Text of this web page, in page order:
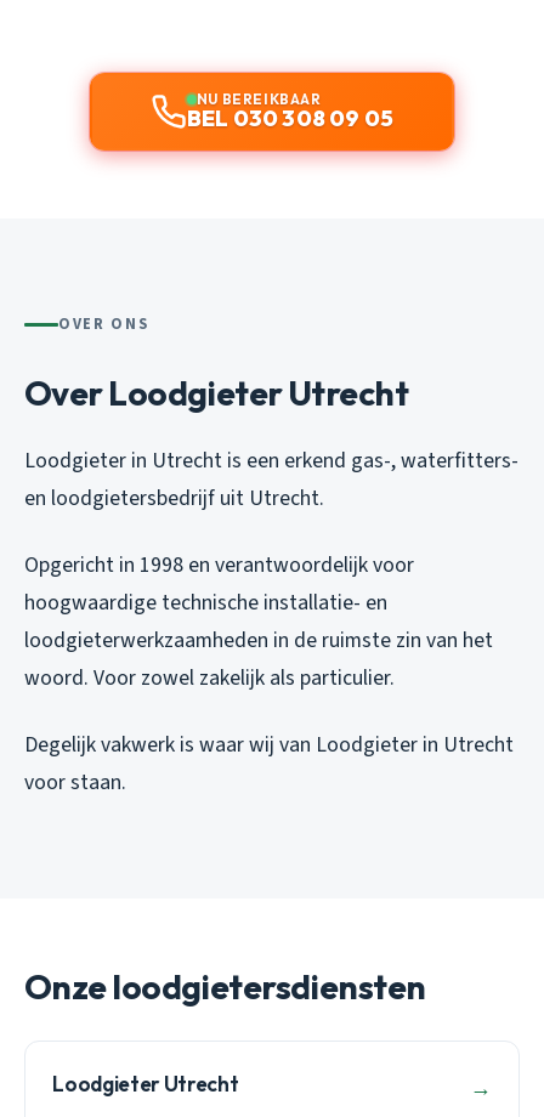
NU BEREIKBAAR
BEL 030 308 09 05
OVER ONS
Over Loodgieter Utrecht
Loodgieter in Utrecht is een erkend gas-, waterfitters-
en loodgietersbedrijf uit Utrecht.
Opgericht in 1998 en verantwoordelijk voor
hoogwaardige technische installatie- en
loodgieterwerkzaamheden in de ruimste zin van het
woord. Voor zowel zakelijk als particulier.
Degelijk vakwerk is waar wij van Loodgieter in Utrecht
voor staan.
Onze loodgietersdiensten
Loodgieter Utrecht →